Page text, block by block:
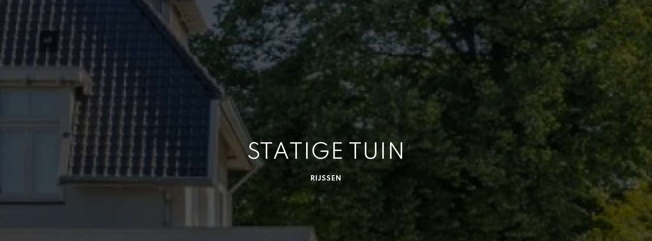
STATIGE TUIN
RIJSSEN